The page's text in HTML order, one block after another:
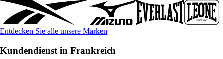
Entdecken Sie alle unsere Marken
Kundendienst in Frankreich